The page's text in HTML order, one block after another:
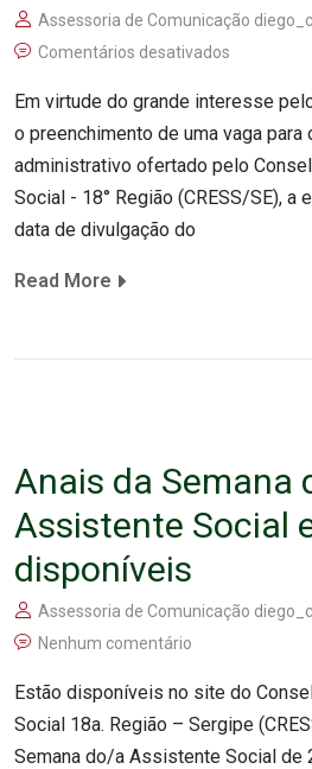
Assessoria de Comunicação
Comentários desativados
Em virtude do grande interesse
o preenchimento de uma vaga
administrativo ofertado pelo
Social - 18° Região (CRESS/SE), a
data de divulgação do
Read More
Anais da Semana
Assistente Social
disponíveis
Assessoria de Comunicação
Nenhum comentário
Estão disponíveis no site do
Social 18a. Região – Sergipe
Semana do/a Assistente Social de